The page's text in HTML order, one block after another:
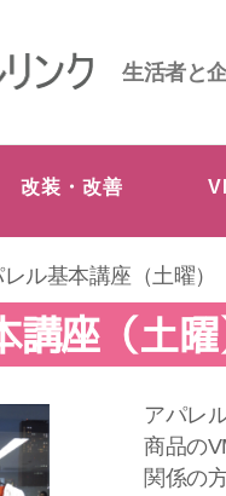
生活者と
改装・改善
ル基本講座（土曜）
講座（土曜
アパレ
商品の
関係の